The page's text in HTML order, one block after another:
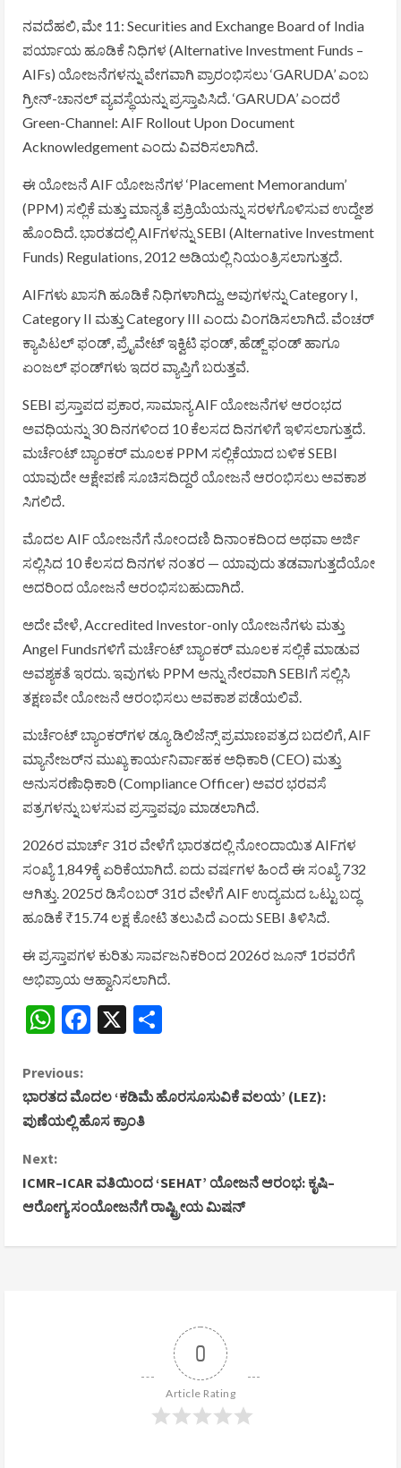
ನವದೆಹಲಿ, ಮೇ 11: Securities and Exchange Board of India
ಪರ್ಯಾಯ ಹೂಡಿಕೆ ನಿಧಿಗಳ (Alternative Investment Funds –
AIFs) ಯೋಜನೆಗಳನ್ನು ವೇಗವಾಗಿ ಪ್ರಾರಂಭಿಸಲು ‘GARUDA’ ಎಂಬ
ಗ್ರೀನ್-ಚಾನಲ್ ವ್ಯವಸ್ಥೆಯನ್ನು ಪ್ರಸ್ತಾಪಿಸಿದೆ. ‘GARUDA’ ಎಂದರೆ
Green-Channel: AIF Rollout Upon Document
Acknowledgement ಎಂದು ವಿವರಿಸಲಾಗಿದೆ.
ಈ ಯೋಜನೆ AIF ಯೋಜನೆಗಳ ‘Placement Memorandum’
(PPM) ಸಲ್ಲಿಕೆ ಮತ್ತು ಮಾನ್ಯತೆ ಪ್ರಕ್ರಿಯೆಯನ್ನು ಸರಳಗೊಳಿಸುವ ಉದ್ದೇಶ
ಹೊಂದಿದೆ. ಭಾರತದಲ್ಲಿ AIFಗಳನ್ನು SEBI (Alternative Investment
Funds) Regulations, 2012 ಅಡಿಯಲ್ಲಿ ನಿಯಂತ್ರಿಸಲಾಗುತ್ತದೆ.
AIFಗಳು ಖಾಸಗಿ ಹೂಡಿಕೆ ನಿಧಿಗಳಾಗಿದ್ದು, ಅವುಗಳನ್ನು Category I,
Category II ಮತ್ತು Category III ಎಂದು ವಿಂಗಡಿಸಲಾಗಿದೆ. ವೆಂಚರ್
ಕ್ಯಾಪಿಟಲ್ ಫಂಡ್‌, ಪ್ರೈವೇಟ್ ಇಕ್ವಿಟಿ ಫಂಡ್‌, ಹೆಡ್ಜ್ ಫಂಡ್‌ ಹಾಗೂ
ಏಂಜಲ್ ಫಂಡ್‌ಗಳು ಇದರ ವ್ಯಾಪ್ತಿಗೆ ಬರುತ್ತವೆ.
SEBI ಪ್ರಸ್ತಾಪದ ಪ್ರಕಾರ, ಸಾಮಾನ್ಯ AIF ಯೋಜನೆಗಳ ಆರಂಭದ
ಅವಧಿಯನ್ನು 30 ದಿನಗಳಿಂದ 10 ಕೆಲಸದ ದಿನಗಳಿಗೆ ಇಳಿಸಲಾಗುತ್ತದೆ.
ಮರ್ಚೆಂಟ್ ಬ್ಯಾಂಕರ್ ಮೂಲಕ PPM ಸಲ್ಲಿಕೆಯಾದ ಬಳಿಕ SEBI
ಯಾವುದೇ ಆಕ್ಷೇಪಣೆ ಸೂಚಿಸದಿದ್ದರೆ ಯೋಜನೆ ಆರಂಭಿಸಲು ಅವಕಾಶ
ಸಿಗಲಿದೆ.
ಮೊದಲ AIF ಯೋಜನೆಗೆ ನೋಂದಣಿ ದಿನಾಂಕದಿಂದ ಅಥವಾ ಅರ್ಜಿ
ಸಲ್ಲಿಸಿದ 10 ಕೆಲಸದ ದಿನಗಳ ನಂತರ — ಯಾವುದು ತಡವಾಗುತ್ತದೆಯೋ
ಅದರಿಂದ ಯೋಜನೆ ಆರಂಭಿಸಬಹುದಾಗಿದೆ.
ಅದೇ ವೇಳೆ, Accredited Investor-only ಯೋಜನೆಗಳು ಮತ್ತು
Angel Funds‌ಗಳಿಗೆ ಮರ್ಚೆಂಟ್ ಬ್ಯಾಂಕರ್ ಮೂಲಕ ಸಲ್ಲಿಕೆ ಮಾಡುವ
ಅವಶ್ಯಕತೆ ಇರದು. ಇವುಗಳು PPM ಅನ್ನು ನೇರವಾಗಿ SEBIಗೆ ಸಲ್ಲಿಸಿ
ತಕ್ಷಣವೇ ಯೋಜನೆ ಆರಂಭಿಸಲು ಅವಕಾಶ ಪಡೆಯಲಿವೆ.
ಮರ್ಚೆಂಟ್ ಬ್ಯಾಂಕರ್‌ಗಳ ಡ್ಯೂ ಡಿಲಿಜೆನ್ಸ್ ಪ್ರಮಾಣಪತ್ರದ ಬದಲಿಗೆ, AIF
ಮ್ಯಾನೇಜರ್‌ನ ಮುಖ್ಯ ಕಾರ್ಯನಿರ್ವಾಹಕ ಅಧಿಕಾರಿ (CEO) ಮತ್ತು
ಅನುಸರಣೆಾಧಿಕಾರಿ (Compliance Officer) ಅವರ ಭರವಸೆ
ಪತ್ರಗಳನ್ನು ಬಳಸುವ ಪ್ರಸ್ತಾಪವೂ ಮಾಡಲಾಗಿದೆ.
2026ರ ಮಾರ್ಚ್ 31ರ ವೇಳೆಗೆ ಭಾರತದಲ್ಲಿ ನೋಂದಾಯಿತ AIFಗಳ
ಸಂಖ್ಯೆ 1,849ಕ್ಕೆ ಏರಿಕೆಯಾಗಿದೆ. ಐದು ವರ್ಷಗಳ ಹಿಂದೆ ಈ ಸಂಖ್ಯೆ 732
ಆಗಿತ್ತು. 2025ರ ಡಿಸೆಂಬರ್ 31ರ ವೇಳೆಗೆ AIF ಉದ್ಯಮದ ಒಟ್ಟು ಬದ್ಧ
ಹೂಡಿಕೆ ₹15.74 ಲಕ್ಷ ಕೋಟಿ ತಲುಪಿದೆ ಎಂದು SEBI ತಿಳಿಸಿದೆ.
ಈ ಪ್ರಸ್ತಾಪಗಳ ಕುರಿತು ಸಾರ್ವಜನಿಕರಿಂದ 2026ರ ಜೂನ್ 1ರವರೆಗೆ
ಅಭಿಪ್ರಾಯ ಆಹ್ವಾನಿಸಲಾಗಿದೆ.
WhatsApp
Facebook
X
C
o
n
t
Previous:
ಭಾರತದ ಮೊದಲ ‘ಕಡಿಮೆ ಹೊರಸೂಸುವಿಕೆ ವಲಯ’ (LEZ):
ಪುಣೆಯಲ್ಲಿ ಹೊಸ ಕ್ರಾಂತಿ
Next:
ICMR–ICAR ವತಿಯಿಂದ ‘SEHAT’ ಯೋಜನೆ ಆರಂಭ: ಕೃಷಿ–
ಆರೋಗ್ಯ ಸಂಯೋಜನೆಗೆ ರಾಷ್ಟ್ರೀಯ ಮಿಷನ್
0
Article Rating